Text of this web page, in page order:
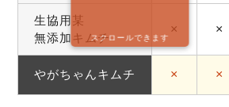
生協用某
無添加キムチ
× ×
やがちゃんキムチ × ×
スクロールできます